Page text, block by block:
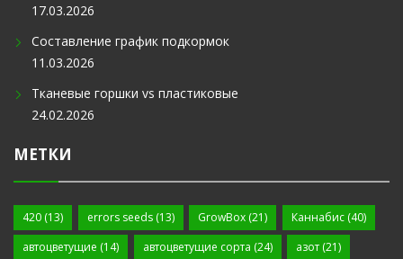
17.03.2026
Составление график подкормок
11.03.2026
Тканевые горшки vs пластиковые
24.02.2026
МЕТКИ
420 (13) errors seeds(13) GrowBox (21) Каннабис(40)
автоцветущие (14) автоцветущие сорта (24) азот (21)